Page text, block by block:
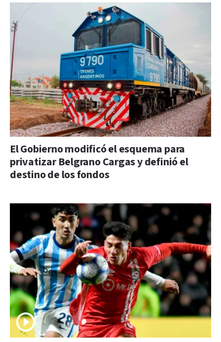
El Gobierno modificó el esquema para
privatizar Belgrano Cargas y definió el
destino de los fondos